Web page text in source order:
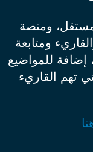
ومنصة
ومتابعة
إضافة للمواضيع
تهم القاريء